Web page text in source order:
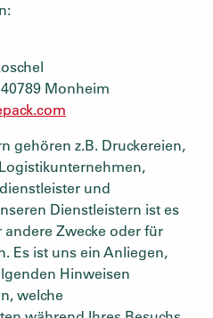
Monheim
gehören z.B. Druckereien,
und
Dienstleistern ist es
Zwecke oder für
Es ist uns ein Anliegen,
Hinweisen
welche